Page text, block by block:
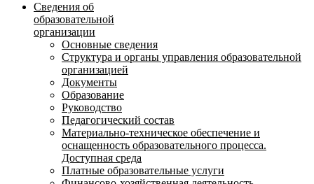
Сведения об
образовательной
организации
Основные сведения
Структура и органы управления образовательной
организацией
Документы
Образование
Руководство
Педагогический состав
Материально-техническое обеспечение и
оснащенность образовательного процесса.
Доступная среда
Платные образовательные услуги